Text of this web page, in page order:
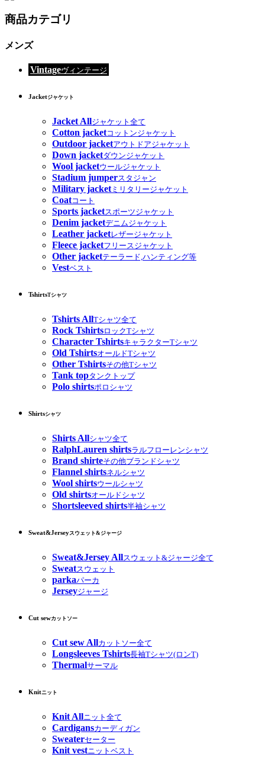
商品カテゴリ
メンズ
Vintageヴィンテージ
Jacketジャケット
Jacket Allジャケット全て
Cotton jacketコットンジャケット
Outdoor jacketアウトドアジャケット
Down jacketダウンジャケット
Wool jacketウールジャケット
Stadium jumperスタジャン
Military jacketミリタリージャケット
Coatコート
Sports jacketスポーツジャケット
Denim jacketデニムジャケット
Leather jacketレザージャケット
Fleece jacketフリースジャケット
Other jacketテーラード,ハンティング等
Vestベスト
TshirtsTシャツ
Tshirts AllTシャツ全て
Rock TshirtsロックTシャツ
Character TshirtsキャラクターTシャツ
Old TshirtsオールドTシャツ
Other Tshirtsその他Tシャツ
Tank topタンクトップ
Polo shirtsポロシャツ
Shirtsシャツ
Shirts Allシャツ全て
RalphLauren shirtsラルフローレンシャツ
Brand shirteその他ブランドシャツ
Flannel shirtsネルシャツ
Wool shirtsウールシャツ
Old shirtsオールドシャツ
Shortsleeved shirts半袖シャツ
Sweat&Jerseyスウェット&ジャージ
Sweat&Jersey Allスウェット&ジャージ全て
Sweatスウェット
parkaパーカ
Jerseyジャージ
Cut sewカットソー
Cut sew Allカットソー全て
Longsleeves Tshirts長袖Tシャツ(ロンT)
Thermalサーマル
Knitニット
Knit Allニット全て
Cardigansカーディガン
Sweaterセーター
Knit vestニットベスト